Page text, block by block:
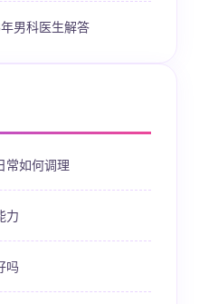
男科医生解答
常如何调理
力
吗